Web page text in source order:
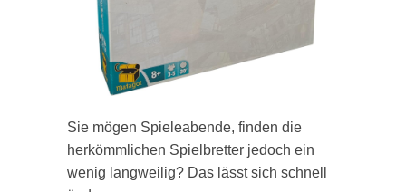
Sie mögen Spieleabende, finden die
herkömmlichen Spielbretter jedoch ein
wenig langweilig? Das lässt sich schnell